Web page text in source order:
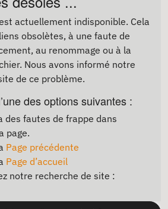
actuellement indisponible. Cela
obsolètes, à une faute de
au renommage ou à la
Nous avons informé notre
de ce problème.
des options suivantes :
des fautes de frappe dans
page.
Page précédente
Page d’accueil
notre recherche de site :